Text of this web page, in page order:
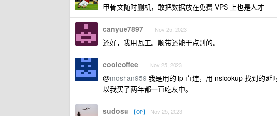
甲骨文随时删机，敢把数据放在免费 VPS 上也是人才
canyue7897 Nov 25, 2023
还好，我用瓦工。顺带还能干点别的。
coolcoffee Nov 25, 2023
@moshan959 我是用的 ip 直连，用 nslookup 找到的延
以我买了两年都一直吃灰中。
sudosu OP Nov 25, 2023